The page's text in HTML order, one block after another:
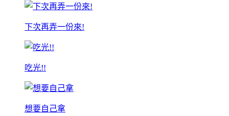
下次再弄一份來!
吃光!!
想要自己拿